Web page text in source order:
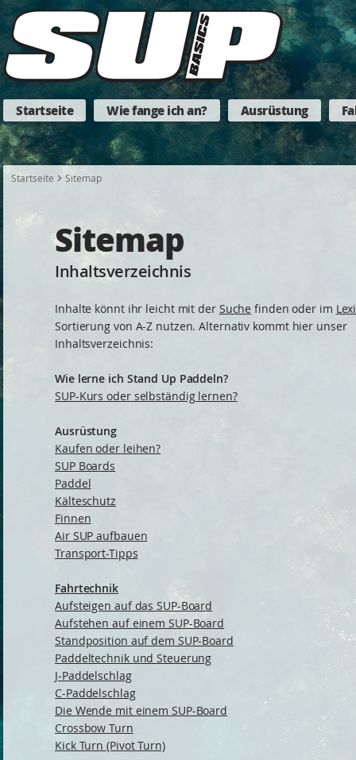
Startseite Wie fange ich an? Ausrüstung
Startseite Sitemap
Sitemap
Inhaltsverzeichnis
Inhalte könnt ihr leicht mit der Suche finden oder im
Sortierung von A-Z nutzen. Alternativ kommt hier unser
Inhaltsverzeichnis:
Wie lerne ich Stand Up Paddeln?
SUP-Kurs oder selbständig lernen?
Ausrüstung
Kaufen oder leihen?
SUP Boards
Paddel
Kälteschutz
Finnen
Air SUP aufbauen
Transport-Tipps
Fahrtechnik
Aufsteigen auf das SUP-Board
Aufstehen auf einem SUP-Board
Standposition auf dem SUP-Board
Paddeltechnik und Steuerung
J-Paddelschlag
C-Paddelschlag
Die Wende mit einem SUP-Board
Crossbow Turn
Kick Turn (Pivot Turn)